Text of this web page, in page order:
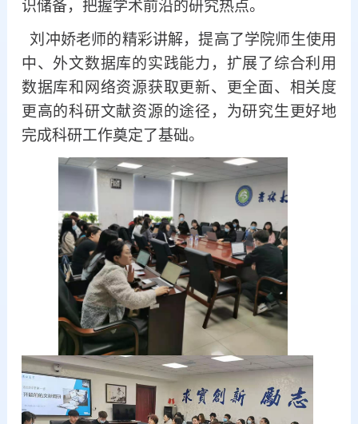
识储备，把握学术前沿的研究热点。
刘冲娇老师的精彩讲解，提高了学院师生使用
中、外文数据库的实践能力，扩展了综合利用
数据库和网络资源获取更新、更全面、相关度
更高的科研文献资源的途径，为研究生更好地
完成科研工作奠定了基础。